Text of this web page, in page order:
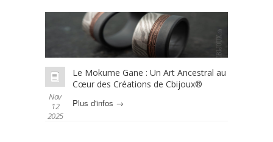
Nov
12
2025
Le Mokume Gane : Un Art Ancestral au
Cœur des Créations de Cbijoux®
Plus d'infos →